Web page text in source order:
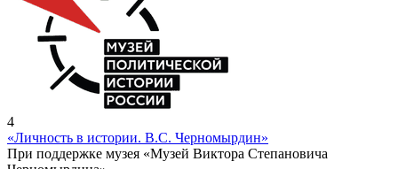
4
«Личность в истории. В.С. Черномырдин»
При поддержке музея «Музей Виктора Степановича